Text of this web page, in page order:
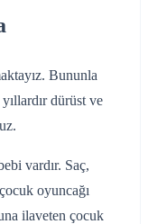
Bununla
dürüst ve
vardır. Saç,
oyuncağı
ilaveten çocuk